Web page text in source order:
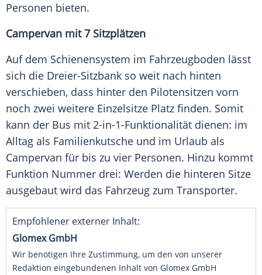
Personen bieten.
Campervan mit 7 Sitzplätzen
Auf dem Schienensystem im Fahrzeugboden lässt
sich die Dreier-Sitzbank so weit nach hinten
verschieben, dass hinter den Pilotensitzen vorn
noch zwei weitere Einzelsitze Platz finden. Somit
kann der Bus mit 2-in-1-Funktionalität dienen: im
Alltag als Familienkutsche und im Urlaub als
Campervan für bis zu vier Personen. Hinzu kommt
Funktion Nummer drei: Werden die hinteren Sitze
ausgebaut wird das Fahrzeug zum Transporter.
Empfohlener externer Inhalt:
Glomex GmbH
Wir benötigen Ihre Zustimmung, um den von unserer
Redaktion eingebundenen Inhalt von Glomex GmbH